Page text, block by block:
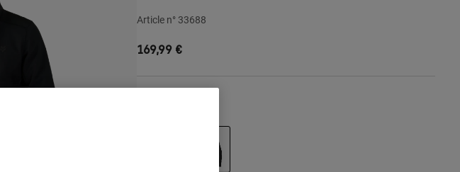
Article n° 33688
169,99 €